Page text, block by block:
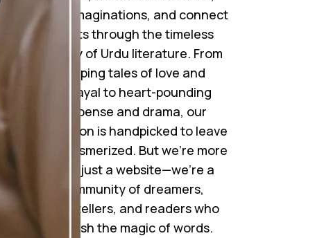
ignite imaginations, and connect
hearts through the timeless
beauty of Urdu literature. From
gripping tales of love and
betrayal to heart-pounding
suspense and drama, our
collection is handpicked to leave
you mesmerized. But we’re more
than just a website—we’re a
community of dreamers,
storytellers, and readers who
cherish the magic of words.